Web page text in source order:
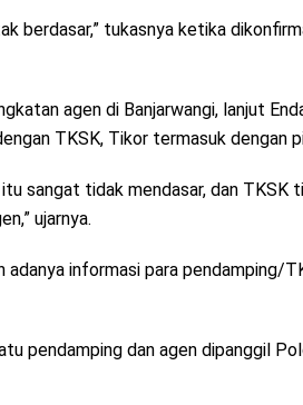
berdasar,” tukasnya ketika
agen di Banjarwangi, lanjut
TKSK, Tikor termasuk dengan
sangat tidak mendasar, dan TKSK
ujarnya.
adanya informasi para pendamping/
pendamping dan agen dipanggil